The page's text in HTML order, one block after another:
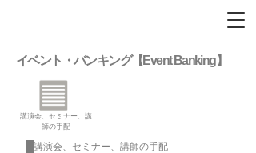
イベント・バンキング【Event Banking】
​講演会、セミナー、講
師の手配
​講演会、セミナー、講師の手配